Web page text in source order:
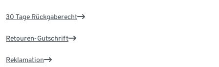
30 Tage Rückgaberecht
Retouren-Gutschrift
Reklamation